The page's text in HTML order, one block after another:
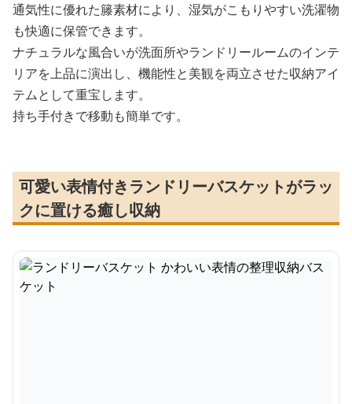
通気性に優れた籐素材により、湿気がこもりやすい洗濯物
も快適に保管できます。
ナチュラルな風合いが洗面所やランドリールームのインテ
リアを上品に演出し、機能性と美観を両立させた収納アイ
テムとして重宝します。
持ち手付きで移動も簡単です。
可愛い表情付きランドリーバスケットがラッ
クに置ける癒し収納